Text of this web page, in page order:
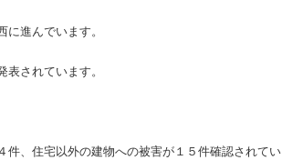
進んでいます。
されています。
、住宅以外の建物への被害が１５件確認されて